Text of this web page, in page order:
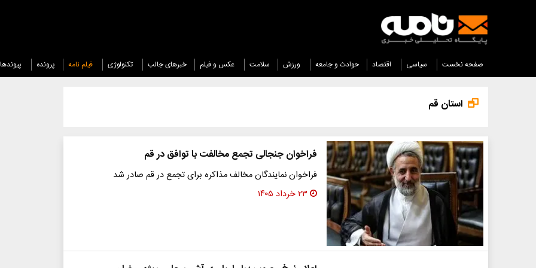
صفحه نخست سیاسی اقتصاد حوادث و جامعه ورزش سلامت عکس و فیلم خبرهای جالب تکنولوژی فیلم نامه پرونده پیوندها
استان قم
فراخوان جنجالی تجمع مخالفت با توافق در قم
فراخوان نمایندگان مخالف مذاکره برای تجمع در قم صادر شد
۲۳ خرداد ۱۴۰۵